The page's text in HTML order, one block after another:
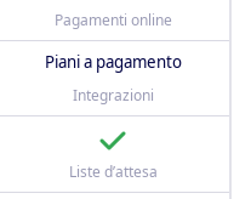
Pagamenti online
Piani a pagamento
Integrazioni
Liste d’attesa